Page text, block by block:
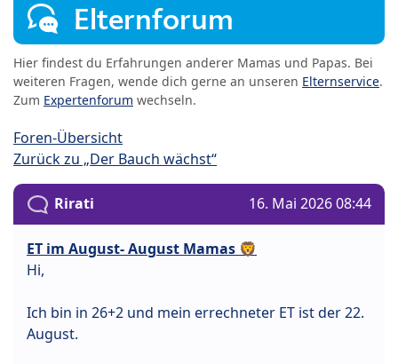
Elternforum
Hier findest du Erfahrungen anderer Mamas und Papas. Bei
weiteren Fragen, wende dich gerne an unseren Elternservice.
Zum Expertenforum wechseln.
Foren-Übersicht
Zurück zu „Der Bauch wächst“
Rirati 16. Mai 2026 08:44
ET im August- August Mamas 🦁
Hi,
Ich bin in 26+2 und mein errechneter ET ist der 22.
August.